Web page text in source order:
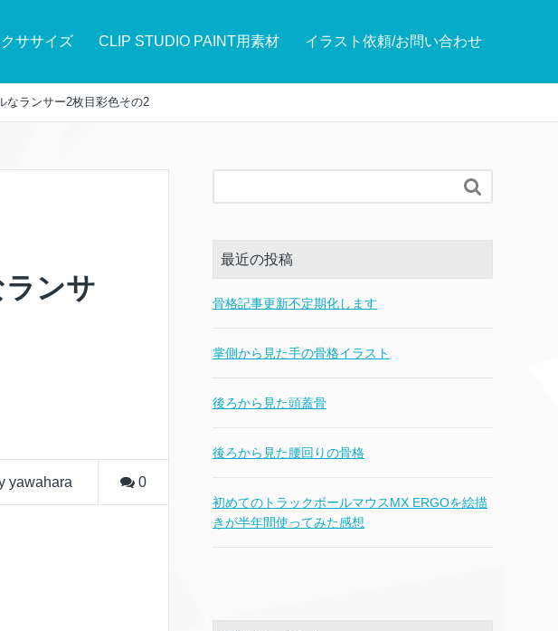
ササイズ CLIP STUDIO PAINT用素材 イラスト依頼/お問い合わせ
なランサー2枚目彩色その2
ンサ
yawahara 0

最近の投稿
骨格記事更新不定期化します
掌側から見た手の骨格イラスト
後ろから見た頭蓋骨
後ろから見た腰回りの骨格
初めてのトラックボールマウスMX ERGOを絵描
きが半年間使ってみた感想